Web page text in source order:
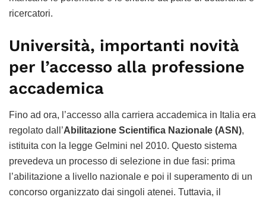
ricercatori.
Università, importanti novità
per l’accesso alla professione
accademica
Fino ad ora, l’accesso alla carriera accademica in Italia era
regolato dall’Abilitazione Scientifica Nazionale (ASN),
istituita con la legge Gelmini nel 2010. Questo sistema
prevedeva un processo di selezione in due fasi: prima
l’abilitazione a livello nazionale e poi il superamento di un
concorso organizzato dai singoli atenei. Tuttavia, il